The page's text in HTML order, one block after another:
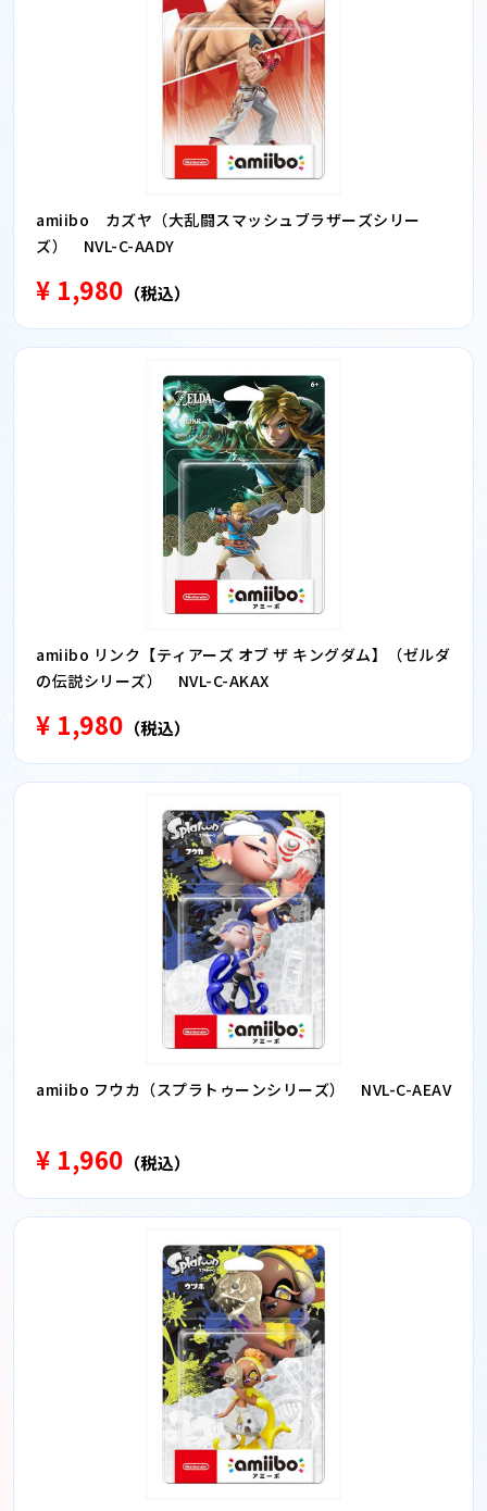
amiibo カズヤ（大乱闘スマッシュブラザーズシリー
ズ） NVL-C-AADY
¥ 1,980 （税込）
amiibo リンク【ティアーズ オブ ザ キングダム】（ゼルダ
の伝説シリーズ） NVL-C-AKAX
¥ 1,980 （税込）
amiibo フウカ（スプラトゥーンシリーズ） NVL-C-AEAV
¥ 1,960 （税込）